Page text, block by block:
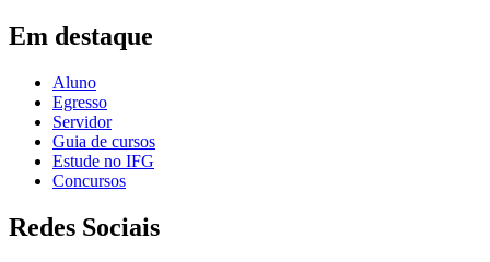
Em destaque
Aluno
Egresso
Servidor
Guia de cursos
Estude no IFG
Concursos
Redes Sociais